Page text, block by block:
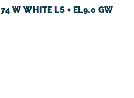
W WHITE LS + EL9.0 GW